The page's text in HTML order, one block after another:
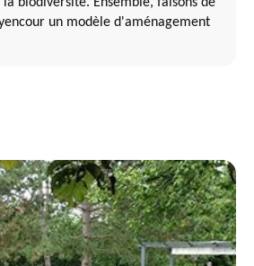
un modèle d'aménagement